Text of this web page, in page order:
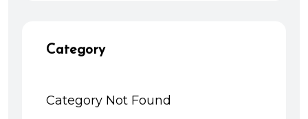
Category
Category Not Found